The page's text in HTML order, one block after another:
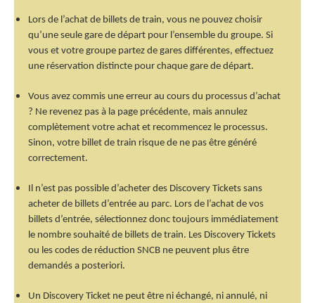
Lors de l’achat de billets de train, vous ne pouvez choisir
qu’une seule gare de départ pour l’ensemble du groupe. Si
vous et votre groupe partez de gares différentes, effectuez
une réservation distincte pour chaque gare de départ.
Vous avez commis une erreur au cours du processus d’achat
? Ne revenez pas à la page précédente, mais annulez
complètement votre achat et recommencez le processus.
Sinon, votre billet de train risque de ne pas être généré
correctement.
Il n’est pas possible d’acheter des Discovery Tickets sans
acheter de billets d’entrée au parc. Lors de l’achat de vos
billets d’entrée, sélectionnez donc toujours immédiatement
le nombre souhaité de billets de train. Les Discovery Tickets
ou les codes de réduction SNCB ne peuvent plus être
demandés a posteriori.
Un Discovery Ticket ne peut être ni échangé, ni annulé, ni